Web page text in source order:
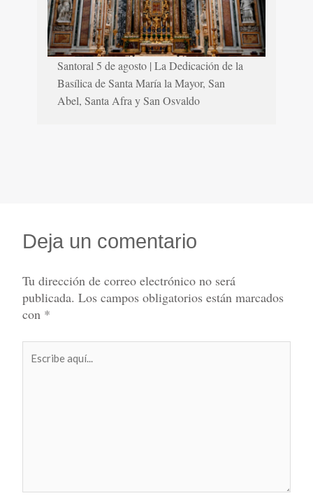
Santoral 5 de agosto | La Dedicación de la
Basílica de Santa María la Mayor, San
Abel, Santa Afra y San Osvaldo
Deja un comentario
Tu dirección de correo electrónico no será
publicada. Los campos obligatorios están marcados
con *
aquí...